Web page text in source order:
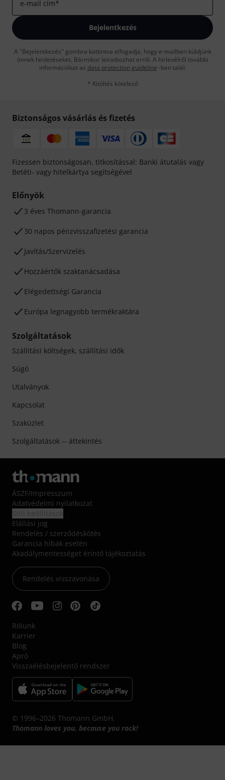
e-mail cím*
Bejelentkezés
A "Bejelentkezés" gombra kattintva elfogadja, hogy e-mailben küldjünk
önnek hirdetéseket. Bármikor leiratkozhat erről. A hírlevélről további
információkat az data protection guideline -ben talál.
* Kitöltés kötelező
Biztonságos vásárlás és fizetés
Fizessen biztonságosan, titkosítással: Banki átutalás vagy
Betéti- vagy hitelkártya segítségével
Előnyök
3 éves Thomann-garancia
30 napos pénzvisszafizetési garancia
Javítás/Szervizelés
Hozzáértők szaktanácsadása
Elégedettségi Garancia
Európa legnagyobb termékraktára
Szolgáltatások
Szállítási költségek, szállítási idők
Súgó
Utalványok
Kapcsolat
Szaküzlet
Szolgáltatások -- áttekintés
ÁSZF/Impresszum
Adatvédelmi nyilatkozat
Elállási jog
Rendelés / szerződéskötés
Garancia hibák esetén
Akadálymentességet érintő tájékoztatás
Rendelés visszavonása
Rólunk
Karrier
Blog
Apró
Visszaélésbejelentő rendszer
© 1996–2026 Thomann GmbH.
Thomann loves you, because you rock!